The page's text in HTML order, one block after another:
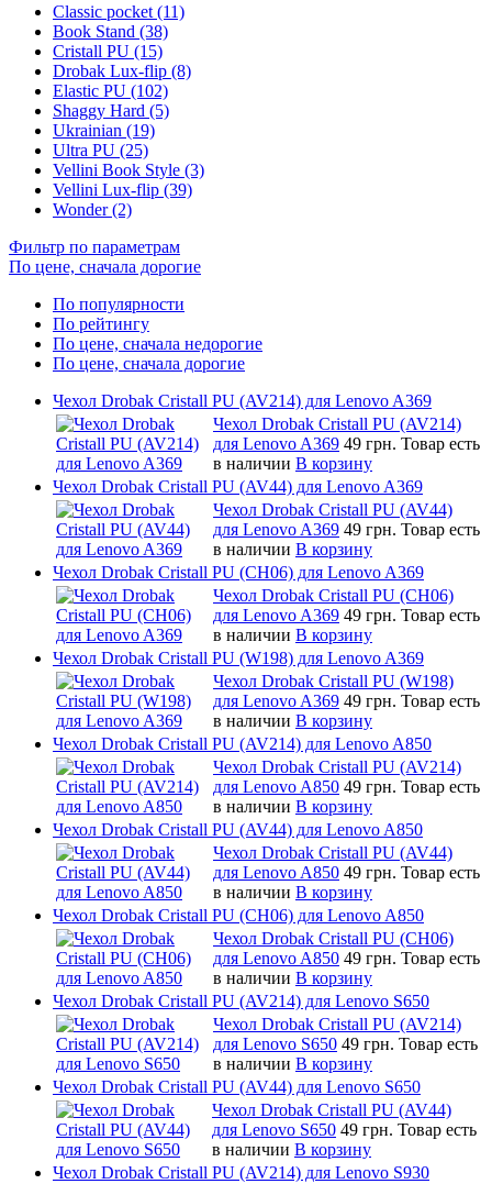
Classic pocket (11)
Book Stand (38)
Cristall PU (15)
Drobak Lux-flip (8)
Elastic PU (102)
Shaggy Hard (5)
Ukrainian (19)
Ultra PU (25)
Vellini Book Style (3)
Vellini Lux-flip (39)
Wonder (2)
Фильтр по параметрам
По цене, сначала дорогие
По популярности
По рейтингу
По цене, сначала недорогие
По цене, сначала дорогие
Чехол Drobak Cristall PU (AV214) для Lenovo A369
Чехол Drobak Cristall PU (AV214)
для Lenovo A369 49 грн. Товар есть
в наличии В корзину
Чехол Drobak Cristall PU (AV44) для Lenovo A369
Чехол Drobak Cristall PU (AV44)
для Lenovo A369 49 грн. Товар есть
в наличии В корзину
Чехол Drobak Cristall PU (CH06) для Lenovo A369
Чехол Drobak Cristall PU (CH06)
для Lenovo A369 49 грн. Товар есть
в наличии В корзину
Чехол Drobak Cristall PU (W198) для Lenovo A369
Чехол Drobak Cristall PU (W198)
для Lenovo A369 49 грн. Товар есть
в наличии В корзину
Чехол Drobak Cristall PU (AV214) для Lenovo A850
Чехол Drobak Cristall PU (AV214)
для Lenovo A850 49 грн. Товар есть
в наличии В корзину
Чехол Drobak Cristall PU (AV44) для Lenovo A850
Чехол Drobak Cristall PU (AV44)
для Lenovo A850 49 грн. Товар есть
в наличии В корзину
Чехол Drobak Cristall PU (CH06) для Lenovo A850
Чехол Drobak Cristall PU (CH06)
для Lenovo A850 49 грн. Товар есть
в наличии В корзину
Чехол Drobak Cristall PU (AV214) для Lenovo S650
Чехол Drobak Cristall PU (AV214)
для Lenovo S650 49 грн. Товар есть
в наличии В корзину
Чехол Drobak Cristall PU (AV44) для Lenovo S650
Чехол Drobak Cristall PU (AV44)
для Lenovo S650 49 грн. Товар есть
в наличии В корзину
Чехол Drobak Cristall PU (AV214) для Lenovo S930